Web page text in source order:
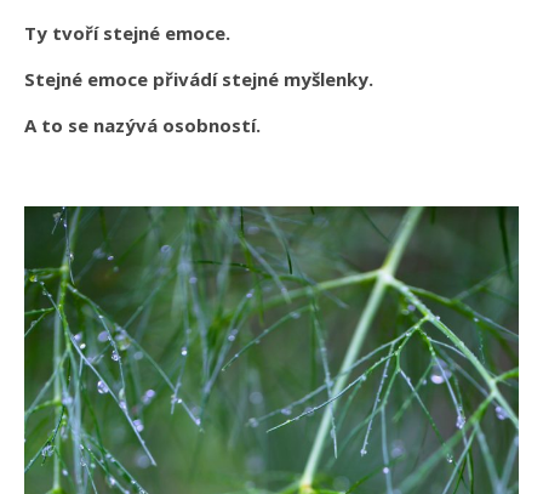
Ty tvoří stejné emoce.
Stejné emoce přivádí stejné myšlenky.
A to se nazývá osobností.